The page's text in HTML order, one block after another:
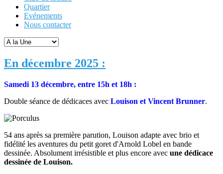
Quartier
Evénements
Nous contacter
En décembre 2025 :
Samedi 13 décembre, entre 15h et 18h :
Double séance de dédicaces avec Louison et Vincent Brunner.
54 ans après sa première parution, Louison adapte avec brio et
fidélité les aventures du petit goret d'Arnold Lobel en bande
dessinée. Absolument irrésistible et plus encore avec une dédicace
dessinée de Louison.